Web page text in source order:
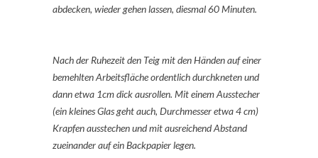
abdecken, wieder gehen lassen, diesmal 60 Minuten.
Nach der Ruhezeit den Teig mit den Händen auf einer
bemehlten Arbeitsfläche ordentlich durchkneten und
dann etwa 1cm dick ausrollen. Mit einem Ausstecher
(ein kleines Glas geht auch, Durchmesser etwa 4 cm)
Krapfen ausstechen und mit ausreichend Abstand
zueinander auf ein Backpapier legen.